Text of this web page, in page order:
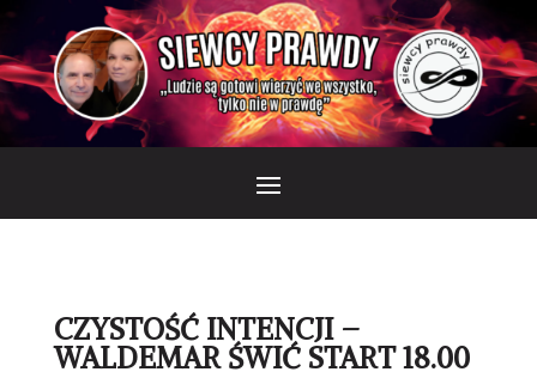
CZYSTOŚĆ INTENCJI –
WALDEMAR ŚWIĆ START 18.00